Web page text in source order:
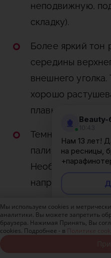
неподвижную,
складку).
Более яркий тон
середины
внешнего
хорошо
плавного
Темные оттенки
палитры
Необходимо
направлению к
По границе
мягкую линию
растушевывая
помощью
Beauty-
10:43
Нам 13 лет!
на ресницы,
Мы используем cookies и
аналитики. Вы можете запретить
браузера. Нажимая Принять, Вы
cookies. Подробнее - в Политике